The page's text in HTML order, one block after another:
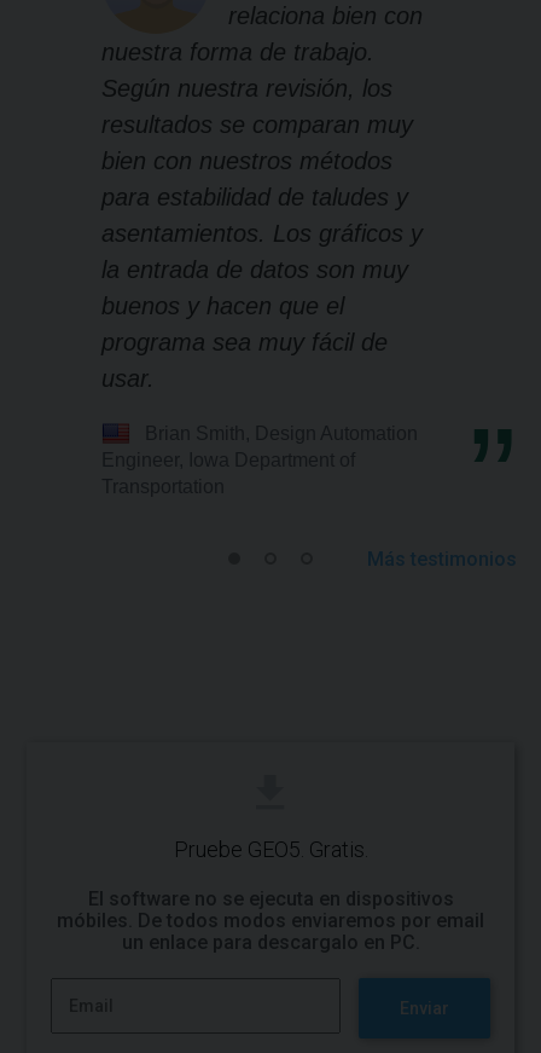
relaciona bien con
nuestra forma de trabajo.
Según nuestra revisión, los
resultados se comparan muy
bien con nuestros métodos
para estabilidad de taludes y
asentamientos. Los gráficos y
la entrada de datos son muy
buenos y hacen que el
programa sea muy fácil de
usar.
Más testimonios
Pruebe GEO5. Gratis.
El software no se ejecuta en dispositivos
móbiles. De todos modos enviaremos por email
un enlace para descargalo en PC.
Enviar